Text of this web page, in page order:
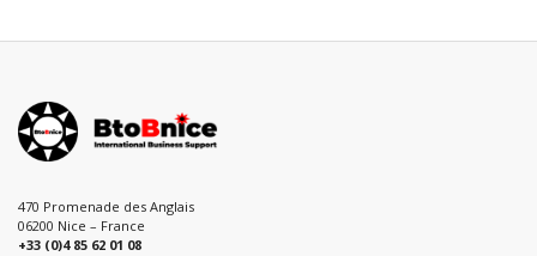
470 Promenade des Anglais
06200 Nice – France
+33 (0)4 85 62 01 08